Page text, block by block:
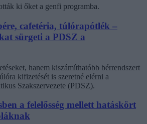
ki őket a genfi programba.
cafetéria, túlórapótlék –
sürgeti a PDSZ a
hanem kiszámíthatóbb bérrendszert
kifizetését is szeretné elérni a
Szakszervezete (PDSZ).
a felelősség mellett hatáskört